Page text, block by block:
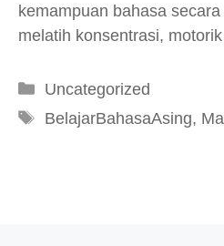
kemampuan bahasa
melatih konsentrasi,
Kategori
Uncategorized
Tag
BelajarBahasaAsing,